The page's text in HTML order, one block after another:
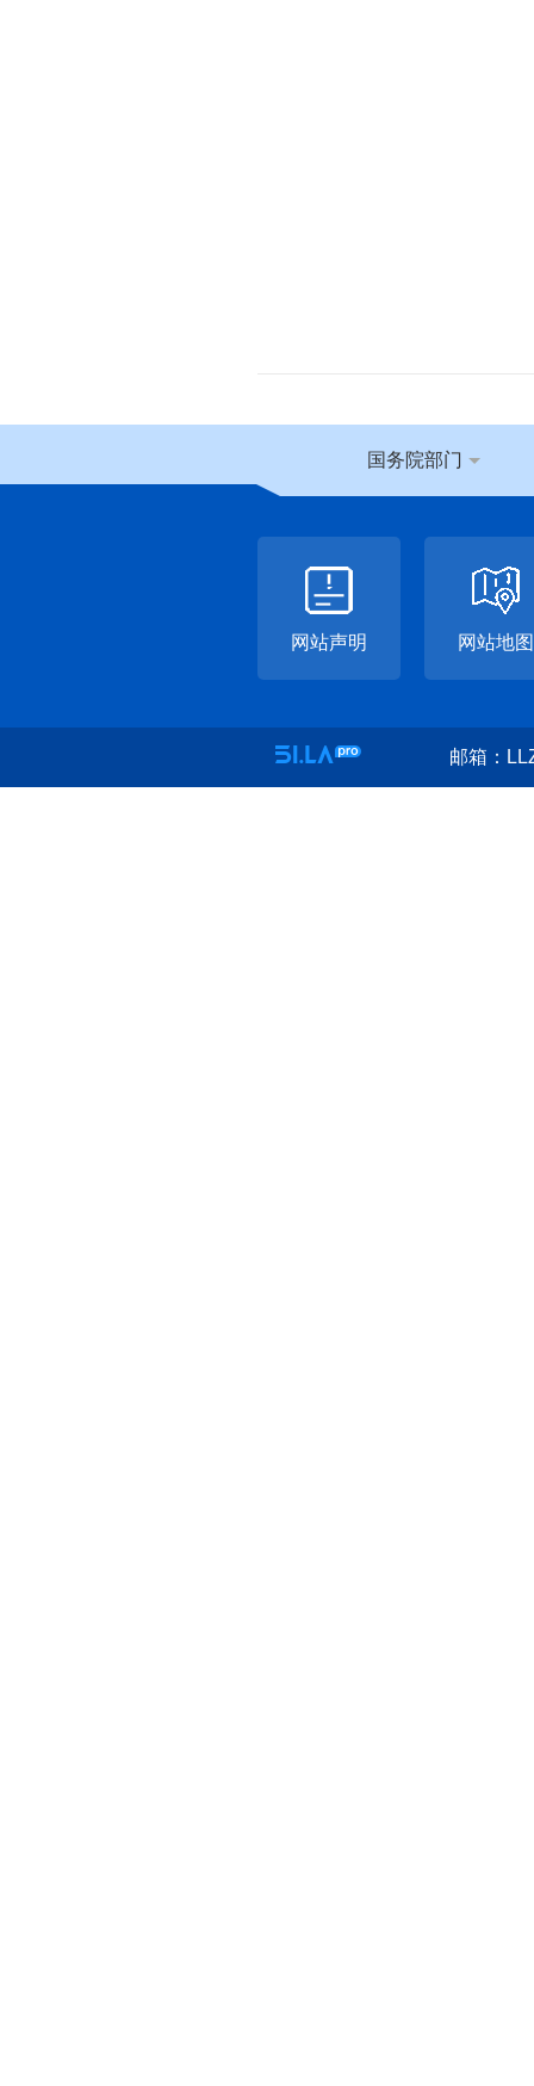
国务院部门
网站声明 网站地图
邮箱：